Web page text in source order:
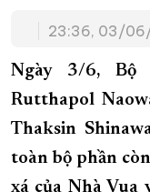
TRƯỜNG SA BIỂN ĐẢO
CHUNG TAY CẢI CÁCH
XÂY DỰNG NÔNG
TÀU - XE - MÁY BAY
KỶ NIỆM 370 NĂM
23:36, 03/
Ngày 3/6, Bộ
Rutthapol
Thaksin
toàn bộ phần
xá của Nhà Vua